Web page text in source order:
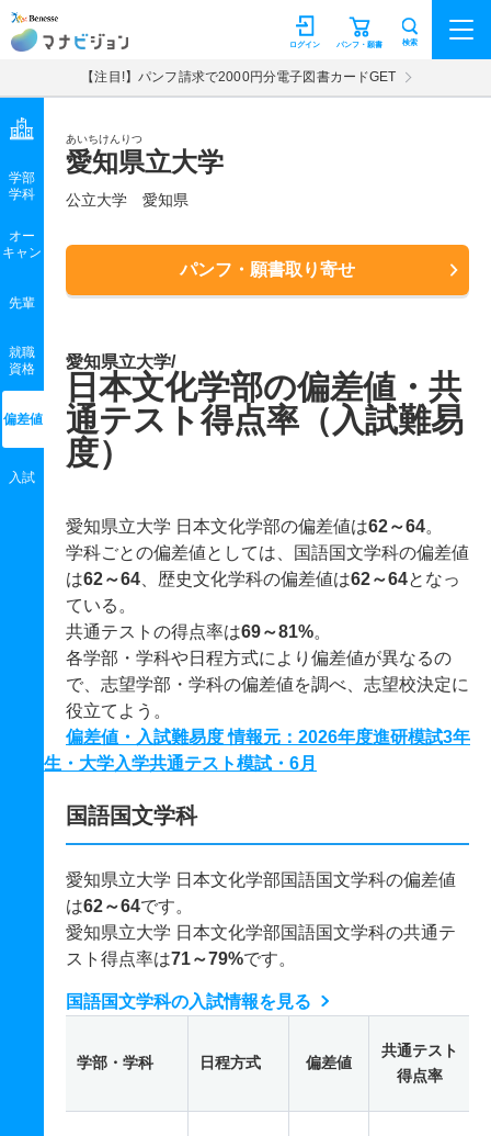
マナビジョン パンフ・願書
ログイン 検索
【注目!】パンフ請求で2000円分電子図書カードGET
あいちけんりつ
愛知県立大学
公立大学 愛知県
パンフ・願書取り寄せ
学部
学科
オー
キャン
先輩
就職
資格
偏差値
入試
愛知県立大学/
日本文化学部の偏差値・共
通テスト得点率（入試難易
度）
愛知県立大学 日本文化学部の偏差値は62～64。
学科ごとの偏差値としては、国語国文学科の偏差値
は62～64 、歴史文化学科の偏差値は62～64となっ
ている。
共通テストの得点率は69～81%。
各学部・学科や日程方式により偏差値が異なるの
で、志望学部・学科の偏差値を調べ、志望校決定に
役立てよう。
偏差値・入試難易度 情報元：2026年度進研模試3年
生・大学入学共通テスト模試・6月
国語国文学科
愛知県立大学 日本文化学部国語国文学科の偏差値
は62～64です。
愛知県立大学 日本文化学部国語国文学科の共通テ
スト得点率は71～79%です。
国語国文学科の入試情報を見る
学部・学科 日程方式 偏差値
共通テスト
得点率